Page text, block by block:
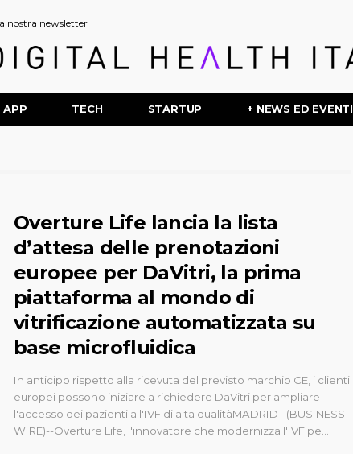
nostra newsletter
APP TECH STARTUP + NEWS ED EVENTI
Overture Life lancia la lista
d’attesa delle prenotazioni
europee per DaVitri, la prima
piattaforma al mondo di
vitrificazione automatizzata su
base microfluidica
In anticipo rispetto alla ricevuta del previsto marchio CE, i clienti
europei possono iniziare a richiedere DaVitri per ampliare
l'accesso dei pazienti all'IVF di alta qualitàMADRID--(BUSINESS
WIRE)--Overture Life, l'innovatore che modernizza l'IVF pe...